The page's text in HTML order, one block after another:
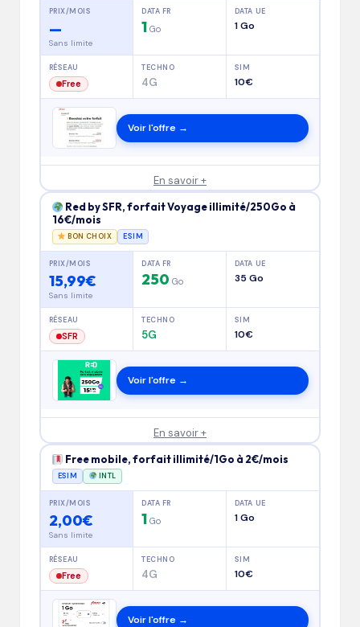
PRIX/MOIS
—
Sans limite
DATA FR
1 Go
DATA UE
1 Go
RÉSEAU
Free
TECHNO
4G
SIM
10€
Voir l'offre →
En savoir +
Red by SFR, forfait Voyage illimité/250Go à
16€/mois
BON CHOIX ESIM
PRIX/MOIS
15,99€
Sans limite
DATA FR
250 Go
DATA UE
35 Go
RÉSEAU
SFR
TECHNO
5G
SIM
10€
Voir l'offre →
En savoir +
Free mobile, forfait illimité/1Go à 2€/mois
ESIM INTL
PRIX/MOIS
2,00€
Sans limite
DATA FR
1 Go
DATA UE
1 Go
RÉSEAU
Free
TECHNO
4G
SIM
10€
Voir l'offre →